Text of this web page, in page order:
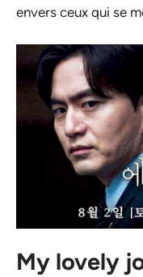
envers ceux qui se
My lovely